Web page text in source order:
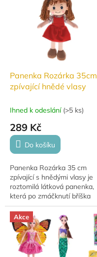
Panenka Rozárka 35cm
zpívající hnědé vlasy
Ihned k odeslání (>5 ks)
289 Kč
Do košíku
Panenka Rozárka 35 cm
zpívající s hnědými vlasy je
roztomilá látková panenka,
která po zmáčknutí bříška
zpívá a mluví.
Akce